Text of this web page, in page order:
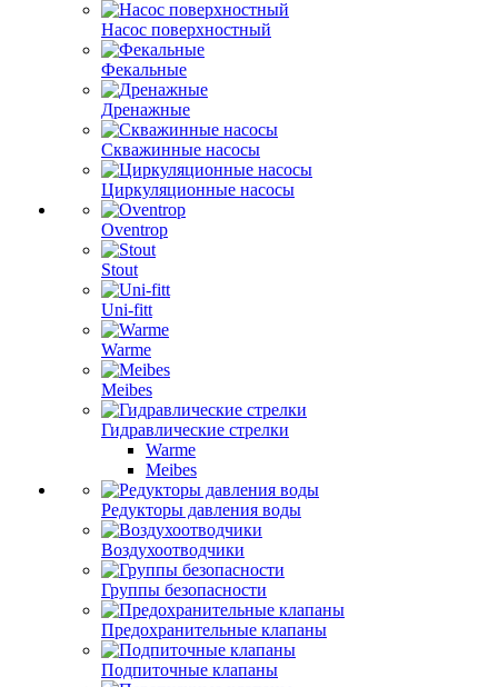
Насос поверхностный
Фекальные
Дренажные
Скважинные насосы
Циркуляционные насосы
Oventrop
Stout
Uni-fitt
Warme
Meibes
Гидравлические стрелки
Warme
Meibes
Редукторы давления воды
Воздухоотводчики
Группы безопасности
Предохранительные клапаны
Подпиточные клапаны